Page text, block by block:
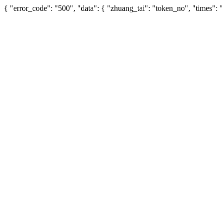
{ "error_code": "500", "data": { "zhuang_tai": "token_no", "times":